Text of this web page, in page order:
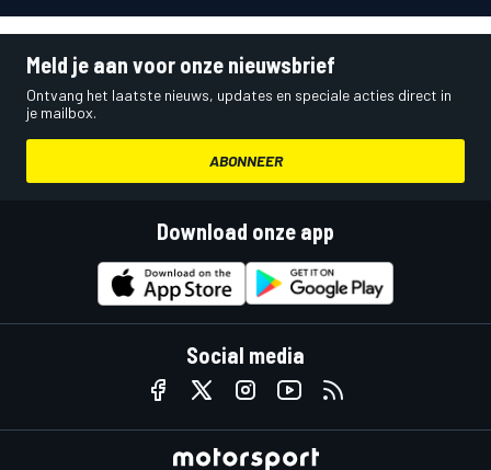
Meld je aan voor onze nieuwsbrief
Ontvang het laatste nieuws, updates en speciale acties direct in
je mailbox.
ABONNEER
Download onze app
Social media